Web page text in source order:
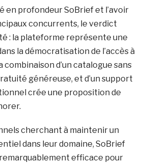
en profondeur SoBrief et l’avoir
concurrents, le verdict
: la plateforme représente une
la démocratisation de l’accès à
combinaison d’un catalogue sans
généreuse, et d’un support
crée une proposition de
cherchant à maintenir un
dans leur domaine, SoBrief
efficace pour